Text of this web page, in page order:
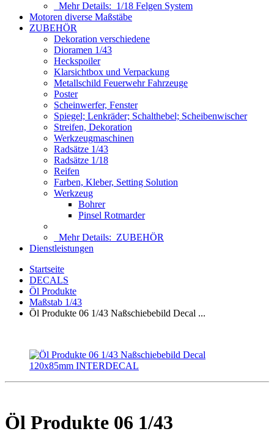
Mehr Details: 1/18 Felgen System
Motoren diverse Maßstäbe
ZUBEHÖR
Dekoration verschiedene
Dioramen 1/43
Heckspoiler
Klarsichtbox und Verpackung
Metallschild Feuerwehr Fahrzeuge
Poster
Scheinwerfer, Fenster
Spiegel; Lenkräder; Schalthebel; Scheibenwischer
Streifen, Dekoration
Werkzeugmaschinen
Radsätze 1/43
Radsätze 1/18
Reifen
Farben, Kleber, Setting Solution
Werkzeug
Bohrer
Pinsel Rotmarder
Mehr Details: ZUBEHÖR
Dienstleistungen
Startseite
DECALS
Öl Produkte
Maßstab 1/43
Öl Produkte 06 1/43 Naßschiebebild Decal ...
Öl Produkte 06 1/43